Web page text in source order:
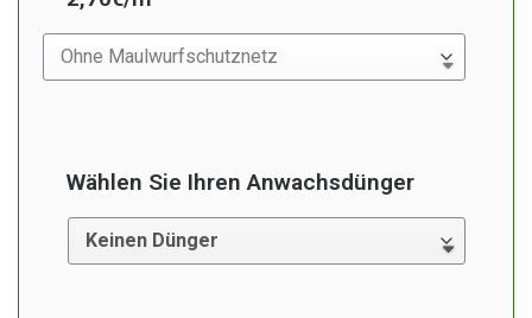
Wählen Sie Ihren Anwachsdünger